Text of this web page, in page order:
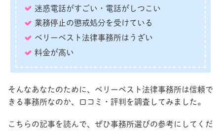
迷惑電話がすごい・電話がしつこい
業務停止の懲戒処分を受けている
ベリーベスト法律事務所はうざい
料金が高い
そんなあなたのために、ベリーベスト法律事務所は信頼で
きる事務所なのか、口コミ・評判を調査してみました。
こちらの記事を読んで、ぜひ事務所選びの参考にしてくだ